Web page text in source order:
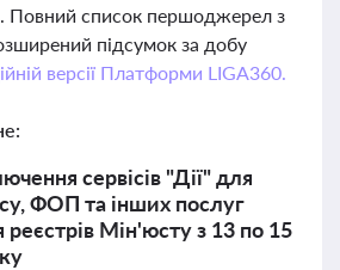
Повний список першоджерел з
підсумок за добу
версії Платформи LIGA360.
сервісів "Дії" для
ФОП та інших послуг
реєстрів Мін'юсту з 13 по 15